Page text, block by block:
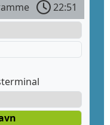
22:51